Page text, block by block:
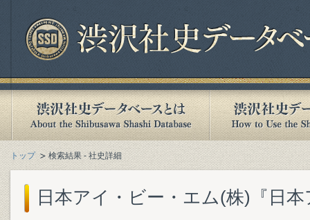
トップ 検索結果 - 社史詳細
日本アイ・ビー・エム(株)『日